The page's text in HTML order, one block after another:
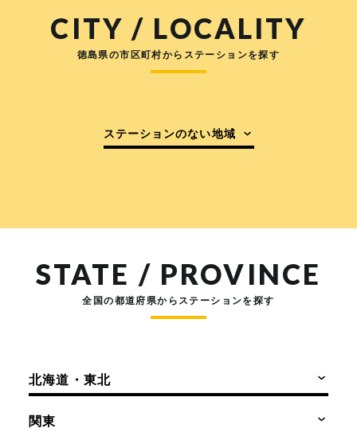
CITY / LOCALITY
徳島県の市区町村からステーションを探す
ステーションのない地域
STATE / PROVINCE
全国の都道府県からステーションを探す
北海道・東北
関東